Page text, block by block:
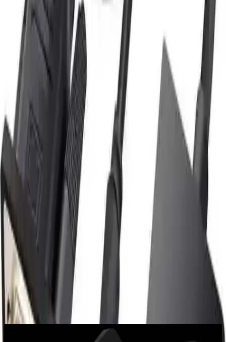
Genel olarak, kullanıcılar ürünün uygun fiyatlı ve kullanışlı
olduğunu düşünüyor. Görüntü ve ses kalitesi beklentileri karşılar
nitelikte olup, kurulum süreci de pratik. Ancak, malzeme kalitesi ve
bağlantı noktalarının dayanıklılığı konusunda dikkatli olunması
gerekebilir.
Sonuç ve Değerlendirme
Boblov VGA to HDMI çevirici, hem uygun fiyatlı hem de kullanışlı
bir çözüm arayanlar için ideal bir seçenektir. Yüksek performansı ve
çok yönlü kullanım imkanıyla, eski teknolojileri yeni nesil ekranlara
bağlamada büyük kolaylık sağlar. Kullanıcı geri bildirimleri, ürünün
genel olarak olumlu olduğunu ve çeşitli kullanım senaryolarına
uyum sağladığını gösteriyor. Doğru kullanıldığında, uzun vadeli
dayanıklılık ve yüksek görüntü kalitesi ile öne çıkar. Bu ürün,
özellikle profesyonel ve kişisel kullanım alanlarında tercih edilebilir,
teknolojik uyumluluğu ile modern çözümler sunar.
Paylaş: f
Yorumlar:
Yorum
Beğen
Ayın popüler yazıları